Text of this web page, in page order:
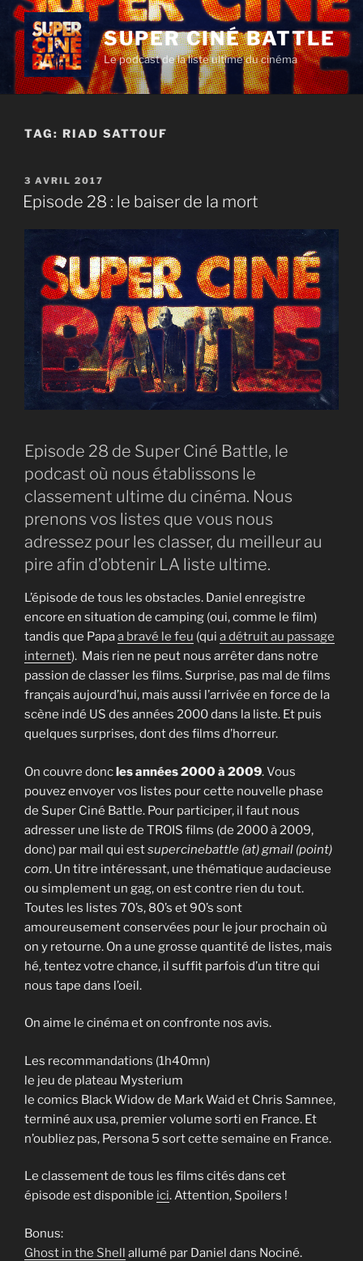
Aller
contenu
principal
SUPER CINÉ BATTLE
Le podcast de la liste ultime du cinéma
TAG: RIAD SATTOUF
PUBLIÉ
LE
3 AVRIL 2017
Episode 28 : le baiser de la mort
Episode 28 de Super Ciné Battle, le
podcast où nous établissons le
classement ultime du cinéma. Nous
prenons vos listes que vous nous
adressez pour les classer, du meilleur au
pire afin d’obtenir LA liste ultime.
L’épisode de tous les obstacles. Daniel enregistre
encore en situation de camping (oui, comme le film)
tandis que Papaa bravé le feu (qui a détruit au passage
internet). Mais rien ne peut nous arrêter dans notre
passion de classer les films. Surprise, pas mal de films
français aujourd’hui, mais aussi l’arrivée en force de la
scène indé US des années 2000 dans la liste. Et puis
quelques surprises, dont des films d’horreur.
On couvre doncles années 2000 à 2009. Vous
pouvez envoyer vos listes pour cette nouvelle phase
de Super Ciné Battle. Pour participer, il faut nous
adresser une liste de TROIS films (de 2000 à 2009,
donc) par mail qui estsupercinebattle (at) gmail (point)
com. Un titre intéressant, une thématique audacieuse
ou simplement un gag, on est contre rien du tout.
Toutes les listes 70’s, 80’s et 90’s sont
amoureusement conservées pour le jour prochain où
on y retourne. On a une grosse quantité de listes, mais
hé, tentez votre chance, il suffit parfois d’un titre qui
nous tape dans l’oeil.
On aime le cinéma et on confronte nos avis.
Les recommandations (1h40mn)
le jeu de plateau Mysterium
le comics Black Widow de Mark Waid et Chris Samnee,
terminé aux usa, premier volume sorti en France. Et
n’oubliez pas, Persona 5 sort cette semaine en France.
Le classement de tous les films cités dans cet
épisode est disponible ici. Attention, Spoilers !
Bonus:
Ghost in the Shell allumé par Daniel dans Nociné.